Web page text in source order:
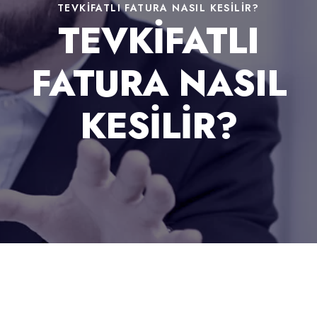
TEVKIFATLI FATURA NASIL KESILIR?
TEVKIFATLI
FATURA NASIL
KESILIR?